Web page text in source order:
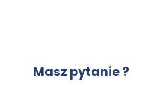
Masz pytanie ?